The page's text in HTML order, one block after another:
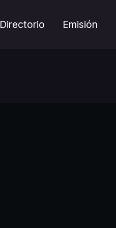
Directorio Emisión